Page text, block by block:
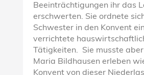
Beeinträchtigungen ihr das
erschwerten. Sie ordnete
Schwester in den Konvent
verrichtete
Tätigkeiten. Sie musste
Maria Bildhausen erleben
Konvent von dieser